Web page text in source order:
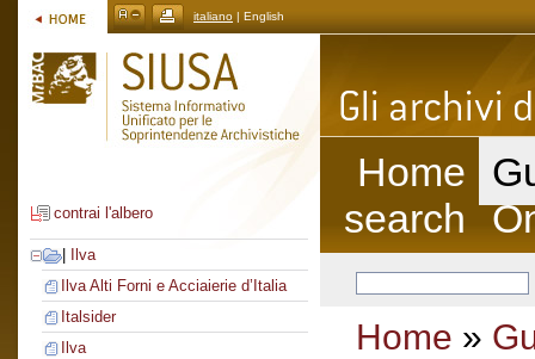
italiano | English
contrai l'albero
Ilva
Ilva Alti Forni e Acciaierie d’Italia
Italsider
Ilva
Home
search
Home »